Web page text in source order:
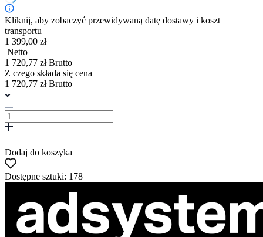
Kliknij, aby zobaczyć przewidywaną datę dostawy i koszt
transportu
1 399,00 zł
Netto
1 720,77 zł Brutto
Z czego składa się cena
1 720,77 zł Brutto
Dodaj do koszyka
Dostępne sztuki: 178